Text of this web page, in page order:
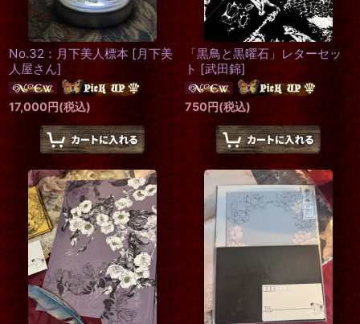
No.32：月下美人標本 [月下美
人屋さん]
17,000円(税込)
「黒鳥と黒曜石」レターセッ
ト [武田錦]
750円(税込)